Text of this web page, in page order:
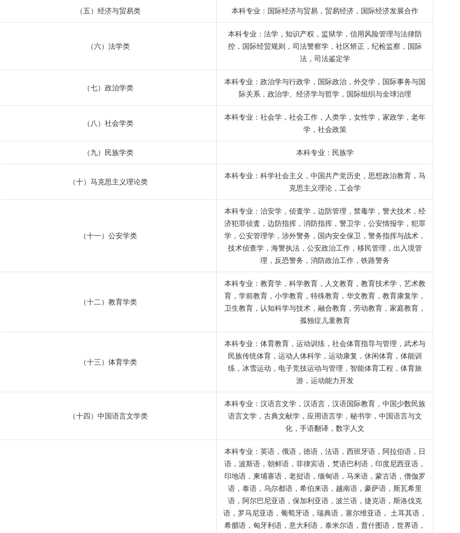
（五）经济与贸易类 本科专业：国际经济与贸易，贸易经济，国际经济发展合作
（六）法学类
本科专业：法学，知识产权，监狱学，信用风险管理与法律防
控，国际经贸规则，司法警察学，社区矫正，纪检监察，国际
法，司法鉴定学
（七）政治学类
本科专业：政治学与行政学，国际政治，外交学，国际事务与国
际关系，政治学、经济学与哲学，国际组织与全球治理
（八）社会学类
本科专业：社会学，社会工作，人类学，女性学，家政学，老年
学，社会政策
（九）民族学类 本科专业：民族学
（十）马克思主义理论类
本科专业：科学社会主义，中国共产党历史，思想政治教育，马
克思主义理论，工会学
（十一）公安学类
本科专业：治安学，侦査学，边防管理，禁毒学，警犬技术，经
济犯罪侦査，边防指挥，消防指挥，警卫学，公安情报学，犯罪
学，公安管理学，涉外警务，国内安全保卫，警务指挥与战术，
技术侦查学，海警执法，公安政治工作，移民管理，出入境管
理，反恐警务，消防政治工作，铁路警务
（十二）教育学类
本科专业：教育学，科学教育，人文教育，教育技术学，艺术教
育，学前教育，小学教育，特殊教育，华文教育，教育康复学，
卫生教育，认知科学与技术，融合教育，劳动教育，家庭教育，
孤独症儿童教育
（十三）体育学类
本科专业：体育教育，运动训练，社会体育指导与管理，武术与
民族传统体育，运动人体科学，运动康复，休闲体育，体能训
练，冰雪运动，电子竞技运动与管理，智能体育工程，体育旅
游，运动能力开发
（十四）中国语言文学类
本科专业：汉语言文学，汉语言，汉语国际教育，中国少数民族
语言文学，古典文献学，应用语言学，秘书学，中国语言与文
化，手语翻译，数字人文
本科专业：英语，俄语，徳语，法语，西班牙语，阿拉伯语，日
语，波斯语，朝鲜语，菲律宾语，梵语巴利语，印度尼西亚语，
印地语，柬埔寨语，老挝语，缅甸语，马来语，蒙古语，僧伽罗
语，泰语，乌尔都语，希伯来语，越南语，豪萨语，斯瓦希里
语，阿尔巴尼亚语，保加利亚语，波兰语，捷克语，斯洛伐克
语，罗马尼亚语，葡萄牙语，瑞典语，塞尔维亚语， 土耳其语，
希腊语，匈牙利语，意大利语，泰米尔语，普什图语，世界语，